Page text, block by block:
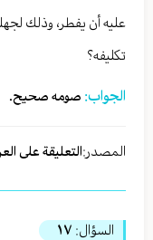
عليه أن يفطر، وذلك
تكليفه؟
الجواب: صومه صحيح.
المصدر:التعليقة على
السؤال: ١٧